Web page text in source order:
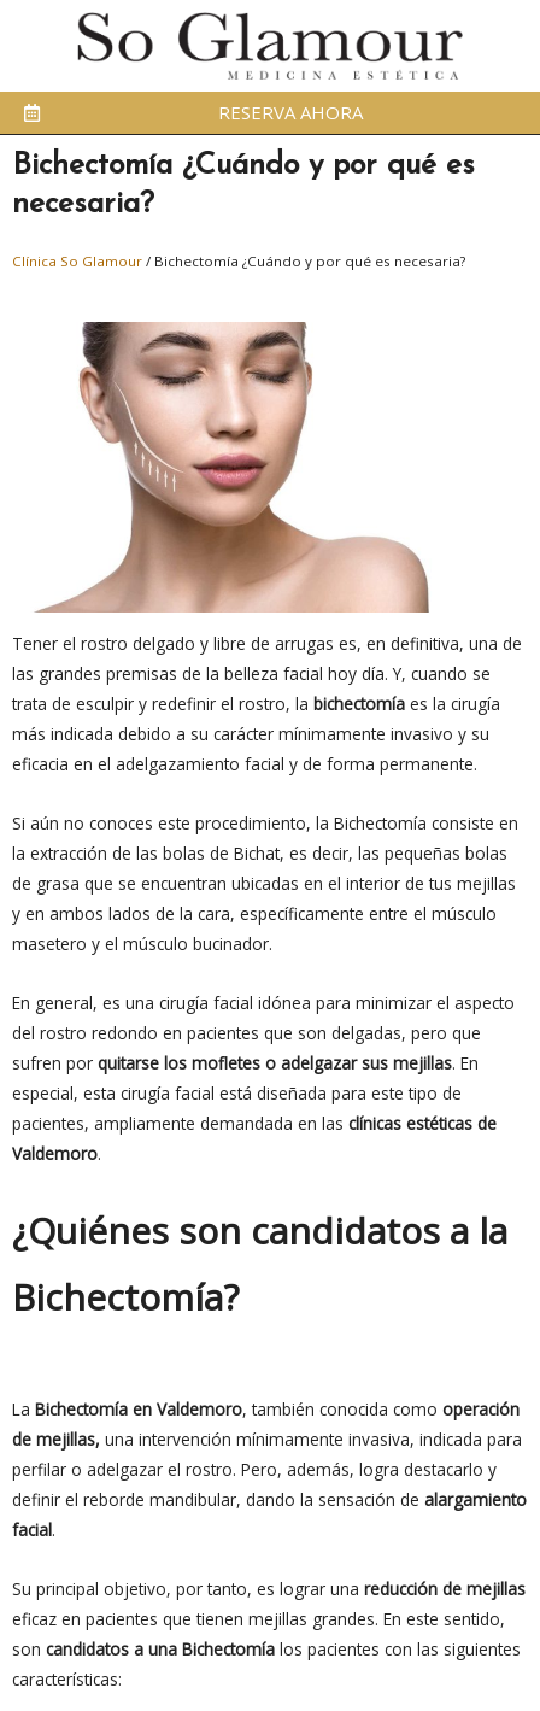
RESERVA AHORA
Bichectomía ¿Cuándo y por qué es
necesaria?
Clínica So Glamour / Bichectomía ¿Cuándo y por qué es necesaria?
Tener el rostro delgado y libre de arrugas es, en definitiva, una de
las grandes premisas de la belleza facial hoy día. Y, cuando se
trata de esculpir y redefinir el rostro, la bichectomía es la cirugía
más indicada debido a su carácter mínimamente invasivo y su
eficacia en el adelgazamiento facial y de forma permanente.
Si aún no conoces este procedimiento, la Bichectomía consiste en
la extracción de las bolas de Bichat, es decir, las pequeñas bolas
de grasa que se encuentran ubicadas en el interior de tus mejillas
y en ambos lados de la cara, específicamente entre el músculo
masetero y el músculo bucinador.
En general, es una cirugía facial idónea para minimizar el aspecto
del rostro redondo en pacientes que son delgadas, pero que
sufren por quitarse los mofletes o adelgazar sus mejillas. En
especial, esta cirugía facial está diseñada para este tipo de
pacientes, ampliamente demandada en las clínicas estéticas de
Valdemoro.
¿Quiénes son candidatos a la
Bichectomía?
La Bichectomía en Valdemoro, también conocida como operación
de mejillas, una intervención mínimamente invasiva, indicada para
perfilar o adelgazar el rostro. Pero, además, logra destacarlo y
definir el reborde mandibular, dando la sensación de alargamiento
facial.
Su principal objetivo, por tanto, es lograr una reducción de mejillas
eficaz en pacientes que tienen mejillas grandes. En este sentido,
son candidatos a una Bichectomía los pacientes con las siguientes
características: